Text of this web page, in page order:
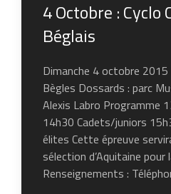
4 Octobre : Cyclo
Béglais
Dimanche 4 octobre
Bègles Dossards : parc
Alexis Labro Programme
14h30 Cadets/juniors
élites Cette épreuve
sélection d’Aquitaine pour
Renseignements :